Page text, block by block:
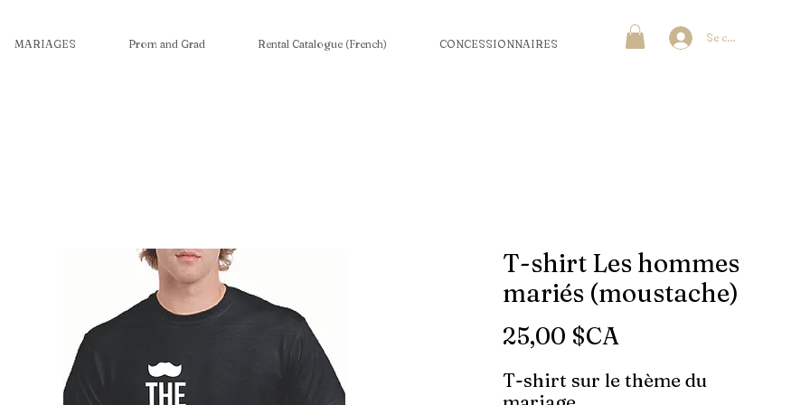
MARIAGES Prom and Grad Rental Catalogue (French) CONCESSIONNAIRES Se connecter
T-shirt Les hommes
mariés (moustache)
25,00 $CAPrix
T-shirt sur le thème du